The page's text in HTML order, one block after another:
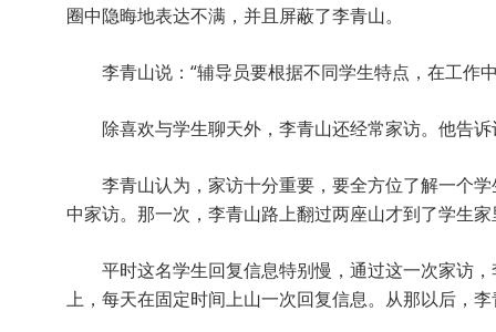
圈中隐晦地表达不满，并且屏蔽了李青山。
李青山说：“辅导员要根据不同学生特点，在工作
除喜欢与学生聊天外，李青山还经常家访。他告
李青山认为，家访十分重要，要全方位了解一个
中家访。那一次，李青山路上翻过两座山才到了学生
平时这名学生回复信息特别慢，通过这一次家访
上，每天在固定时间上山一次回复信息。从那以后，